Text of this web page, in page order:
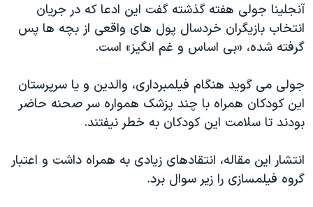
آنجلینا جولی هفته گذشته گفت این ادعا که در جریان
انتخاب بازیگران خردسال پول های واقعی از بچه ها پس
گرفته شده، «بی اساس و غم انگیز» است.
جولی می گوید هنگام فیلمبرداری، والدین و یا سرپرستان
این کودکان همراه با چند پزشک همواره سر صحنه حاضر
بودند تا سلامت این کودکان به خطر نیفتند.
انتشار این مقاله، انتقادهای زیادی به همراه داشت و اعتبار
گروه فیلمسازی را زیر سوال برد.